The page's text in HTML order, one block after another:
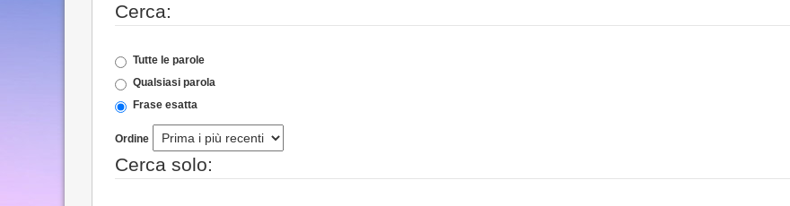
Cerca:
Tutte le parole
Qualsiasi parola
Frase esatta
Ordine
Cerca solo: